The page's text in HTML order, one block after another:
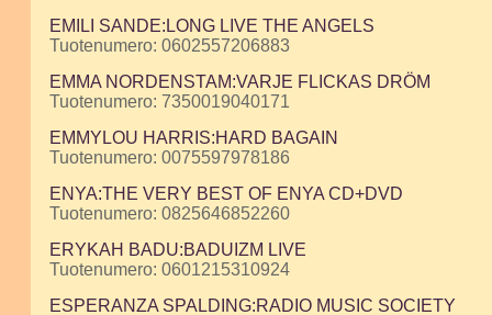
EMILI SANDE:LONG LIVE THE ANGELS
Tuotenumero: 0602557206883
EMMA NORDENSTAM:VARJE FLICKAS DRÖM
Tuotenumero: 7350019040171
EMMYLOU HARRIS:HARD BAGAIN
Tuotenumero: 0075597978186
ENYA:THE VERY BEST OF ENYA CD+DVD
Tuotenumero: 0825646852260
ERYKAH BADU:BADUIZM LIVE
Tuotenumero: 0601215310924
ESPERANZA SPALDING:RADIO MUSIC SOCIETY